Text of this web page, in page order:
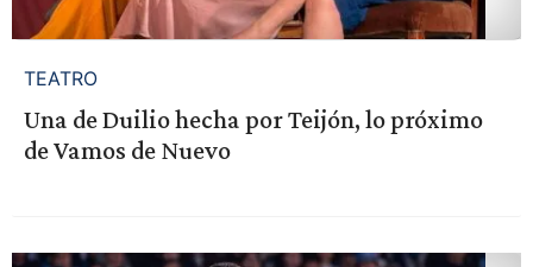
TEATRO
Una de Duilio hecha por Teijón, lo próximo
de Vamos de Nuevo